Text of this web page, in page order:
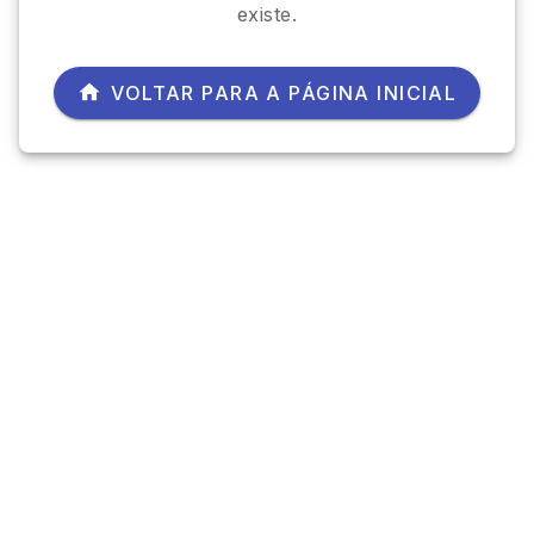
existe.
VOLTAR PARA A PÁGINA INICIAL